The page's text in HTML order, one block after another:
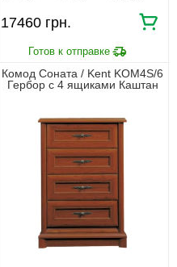
17460 грн.
Комод Соната / Kent KOM4S/6
Гербор с 4 ящиками Каштан